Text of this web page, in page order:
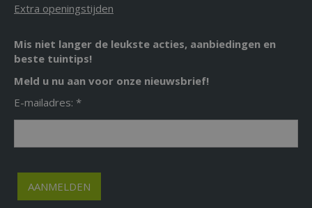
Extra openingstijden
Mis niet langer de leukste acties, aanbiedingen en
beste tuintips!
Meld u nu aan voor onze nieuwsbrief!
E-mailadres: *